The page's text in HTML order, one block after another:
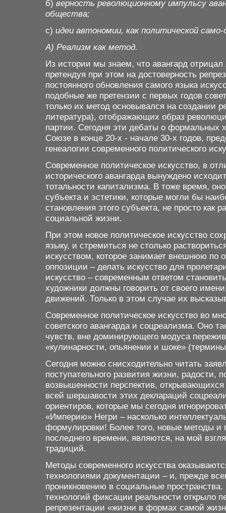
б) верность революционному импульсу
общества;
с) идеи автономии, как политической само-
А) Реализм как метод.
Из истории мы знаем, что авангард
претендуя при этом на достоверность
постоянного обновления самого языка
подобные же претензии с первых годов
только их метод основывался на создании
литература), отображающих образ
партии. Сегодня эти дебаты о формальных
Союзе в конце 20-х - начале 30-х годов,
генеалогии современного политического
Современное политическое искусство, в
исторического авангарда вынуждено
тотальности капитализма. В тоже время,
субъекта и эстетики, которые могли бы
становления этого субъекта, не просто как
социальной жизни.
При этом новое политическое искусство
языку, и стремиться не столько
искусством, которое занимает внешнюю по
оппозиции – делать искусство для
искусство – современным ответом
художники должны говорить от своего
движений. Только в этом случае их
Современное политическое искусство во
советского авангарда и соцреализма. Оно
чувств, вне доминирующего модуса
«кулинарности, опьянении и шоке»
Сегодня можно снисходительно читать
поступательного развития жизни, радости,
возвышенности перспектив,
всей шершавости этих деклараций
ориентиров, которые мы сегодня
«Империю» Негри – насколько
формулировки! Более того, новые методы и
последнего времени, являются, на мой
традиций.
Методы современного искусства
технологиями документации – и, прежде
проникновению в социальные
технологий фиксации реальности открыло
репрезентации «жизни в формах самой